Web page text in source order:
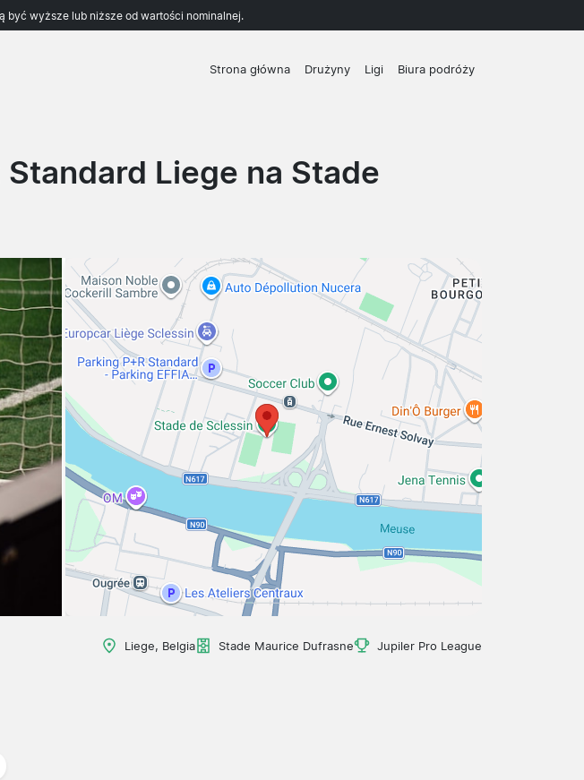
być wyższe lub niższe od wartości nominalnej.
Strona główna Drużyny Ligi Biura podróży
Liege na Stade
Liege, Belgia Stade Maurice Dufrasne Jupiler Pro League